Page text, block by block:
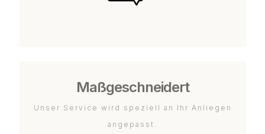
Maßgeschneidert
Unser Service wird speziell an Ihr Anliegen
angepasst.